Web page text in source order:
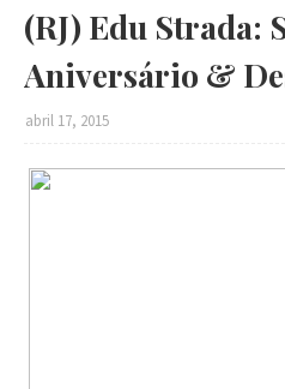
(RJ) Edu Strada:
Aniversário &
abril 17, 2015